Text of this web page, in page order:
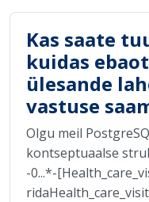
Kas saate
kuidas
ülesande
vastuse
Olgu meil
kontseptuaalse
-0...*-